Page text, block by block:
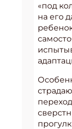
«под
на его